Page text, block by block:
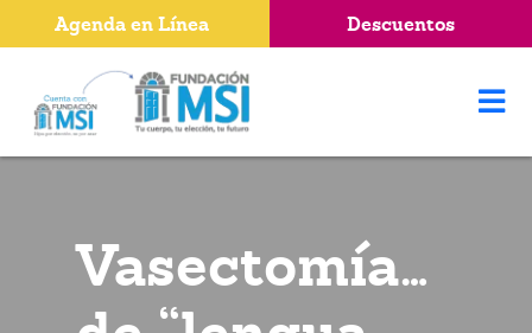
Vasectomía…
Agenda en Línea Descuentos